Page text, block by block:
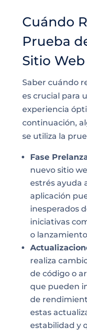
Cuándo
Prueba
Sitio Web
Saber cuándo
es crucial para
experiencia
continuación,
se utiliza la
Fase
nuevo sitio
estrés ayuda
aplicación
inesperados
iniciativas
o
realiza
de código o
que pueden
de
estas
estabilidad y